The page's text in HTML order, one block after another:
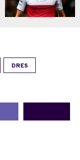
DRES